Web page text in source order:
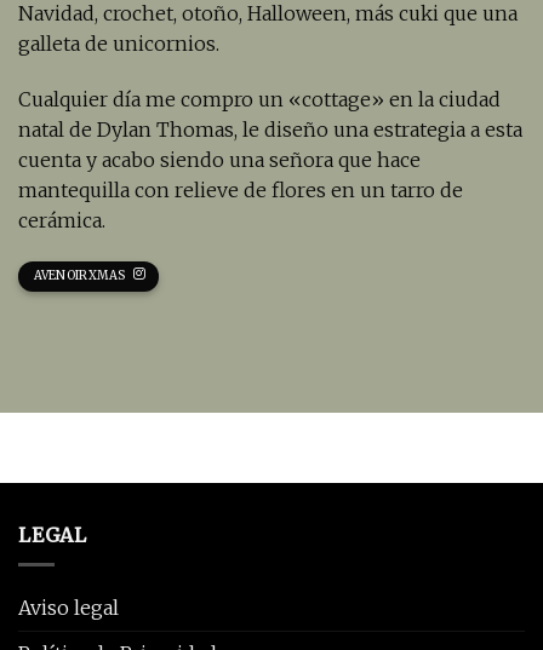
Navidad, crochet, otoño, Halloween, más cuki que una
galleta de unicornios.
Cualquier día me compro un «cottage» en la ciudad
natal de Dylan Thomas, le diseño una estrategia a esta
cuenta y acabo siendo una señora que hace
mantequilla con relieve de flores en un tarro de
cerámica.
AVENOIRXMAS
LEGAL
Aviso legal